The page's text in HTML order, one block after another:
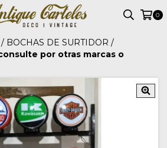
0
/ BOCHAS DE SURTIDOR /
por otras marcas o